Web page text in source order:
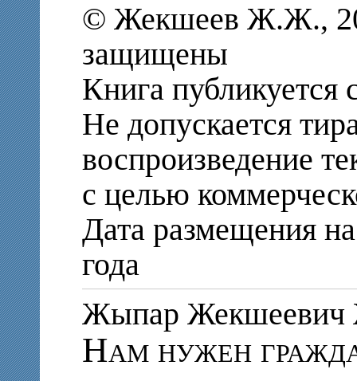
© Жекшеев Ж.Ж.,
защищены
Книга публикуется
Не допускается
воспроизведение
с целью
Дата размещения
года
Жыпар
Нам нужен